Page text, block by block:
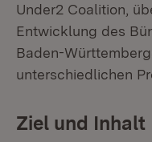
Under2 Coalition,
Entwicklung des
Baden-
unterschiedlichen
Ziel und Inhalt